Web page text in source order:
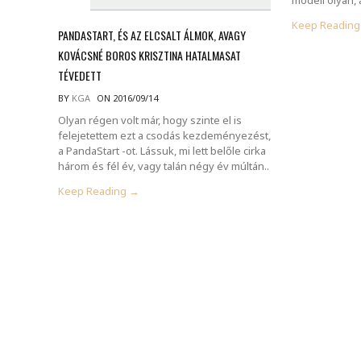
PANDASTART, ÉS AZ ELCSALT ÁLMOK, AVAGY
KOVÁCSNÉ BOROS KRISZTINA HATALMASAT
TÉVEDETT
BY KGA ON 2016/09/14
Olyan régen volt már, hogy szinte el is
felejetettem ezt a csodás kezdeményezést,
a PandaStart -ot. Lássuk, mi lett belőle cirka
három és fél év, vagy talán négy év múltán..
Keep Reading →
Keep